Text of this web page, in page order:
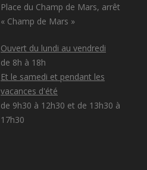
Place du Champ de Mars, arrêt
« Champ de Mars »
Ouvert du lundi au vendredi
de 8h à 18h
Et le samedi et pendant les
vacances d'été
de 9h30 à 12h30 et de 13h30 à
17h30